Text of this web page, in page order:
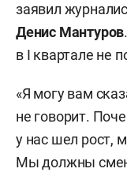
заявил
Денис Мантуров
в I квартале не
«Я могу вам
не говорит.
у нас шел рост,
Мы должны